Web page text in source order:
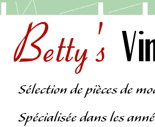
Betty's
Sélection de pièces de
Spécialisée dans les